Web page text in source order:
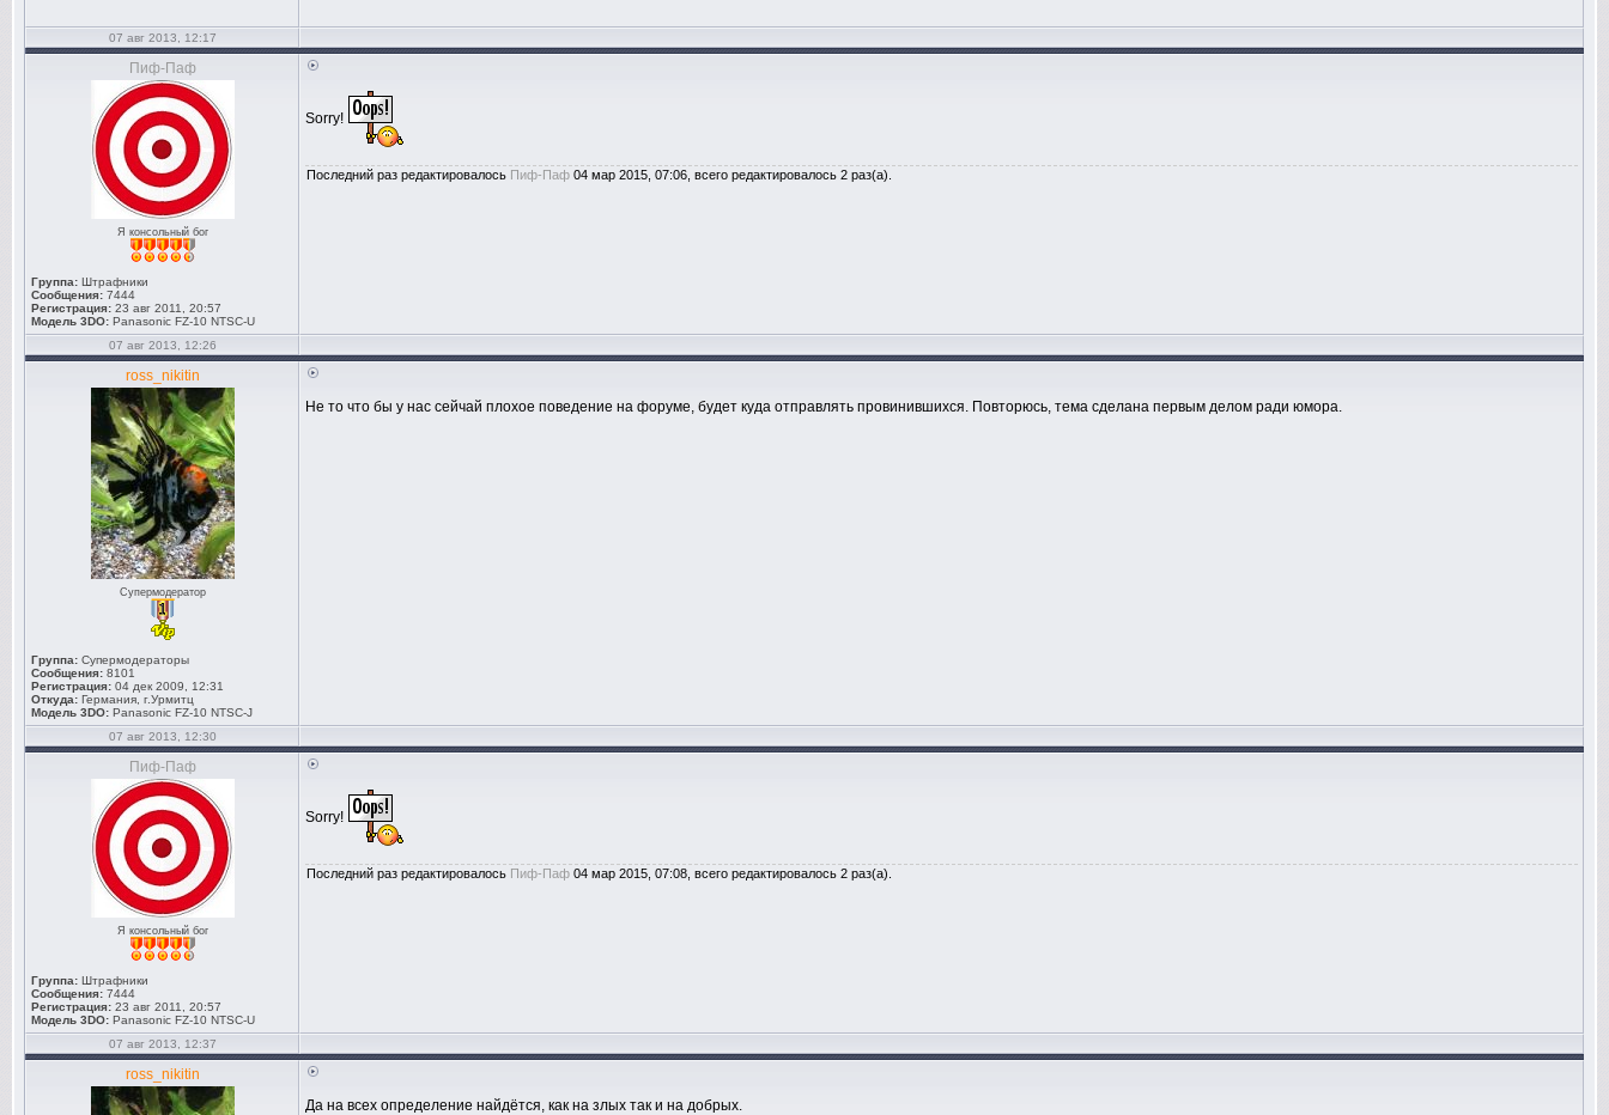
07 авг 2013, 12:17
Пиф-Паф
Я консольный бог
Группа: Штрафники
Сообщения: 7444
Регистрация: 23 авг 2011, 20:57
Модель 3DO: Panasonic FZ-10 NTSC-U
Sorry!
Последний раз редактировалось Пиф-Паф 04 мар 2015, 07:06, всего редактировалось 2 раз(а).
07 авг 2013, 12:26
ross_nikitin
Супермодератор
Группа: Супермодераторы
Сообщения: 8101
Регистрация: 04 дек 2009, 12:31
Откуда: Германия, г.Урмитц
Модель 3DO: Panasonic FZ-10 NTSC-J
Не то что бы у нас сейчай плохое поведение на форуме, будет куда отправлять провинившихся. Повторюсь, тема сделана первым делом ради юмора.
07 авг 2013, 12:30
Пиф-Паф
Я консольный бог
Группа: Штрафники
Сообщения: 7444
Регистрация: 23 авг 2011, 20:57
Модель 3DO: Panasonic FZ-10 NTSC-U
Sorry!
Последний раз редактировалось Пиф-Паф 04 мар 2015, 07:08, всего редактировалось 2 раз(а).
07 авг 2013, 12:37
ross_nikitin
Да на всех определение найдётся, как на злых так и на добрых.